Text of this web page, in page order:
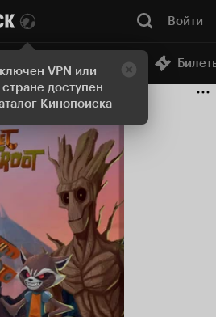
VPN или
доступен
Кинопоиска
Войти
Онлайн-кинотеатр